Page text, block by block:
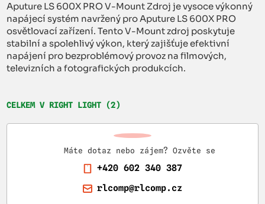
Aputure LS 600X PRO V-Mount Zdroj je vysoce výkonný
napájecí systém navržený pro Aputure LS 600X PRO
osvětlovací zařízení. Tento V-Mount zdroj poskytuje
stabilní a spolehlivý výkon, který zajišťuje efektivní
napájení pro bezproblémový provoz na filmových,
televizních a fotografických produkcích.
CELKEM V RIGHT LIGHT (2)
Máte dotaz nebo zájem? Ozvěte se
+420 602 340 387
rlcomp@rlcomp.cz